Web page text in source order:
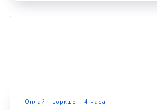
Онлайн-воркшоп, 4 часа